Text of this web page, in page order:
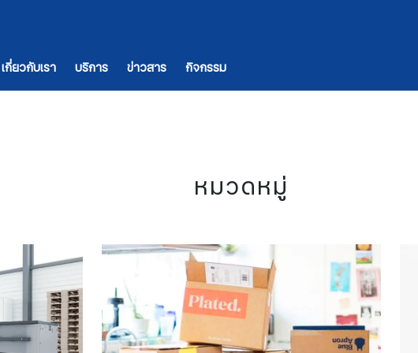
เกี่ยวกับเรา บริการ ข่าวสาร กิจกรรม
หมวดหมู่